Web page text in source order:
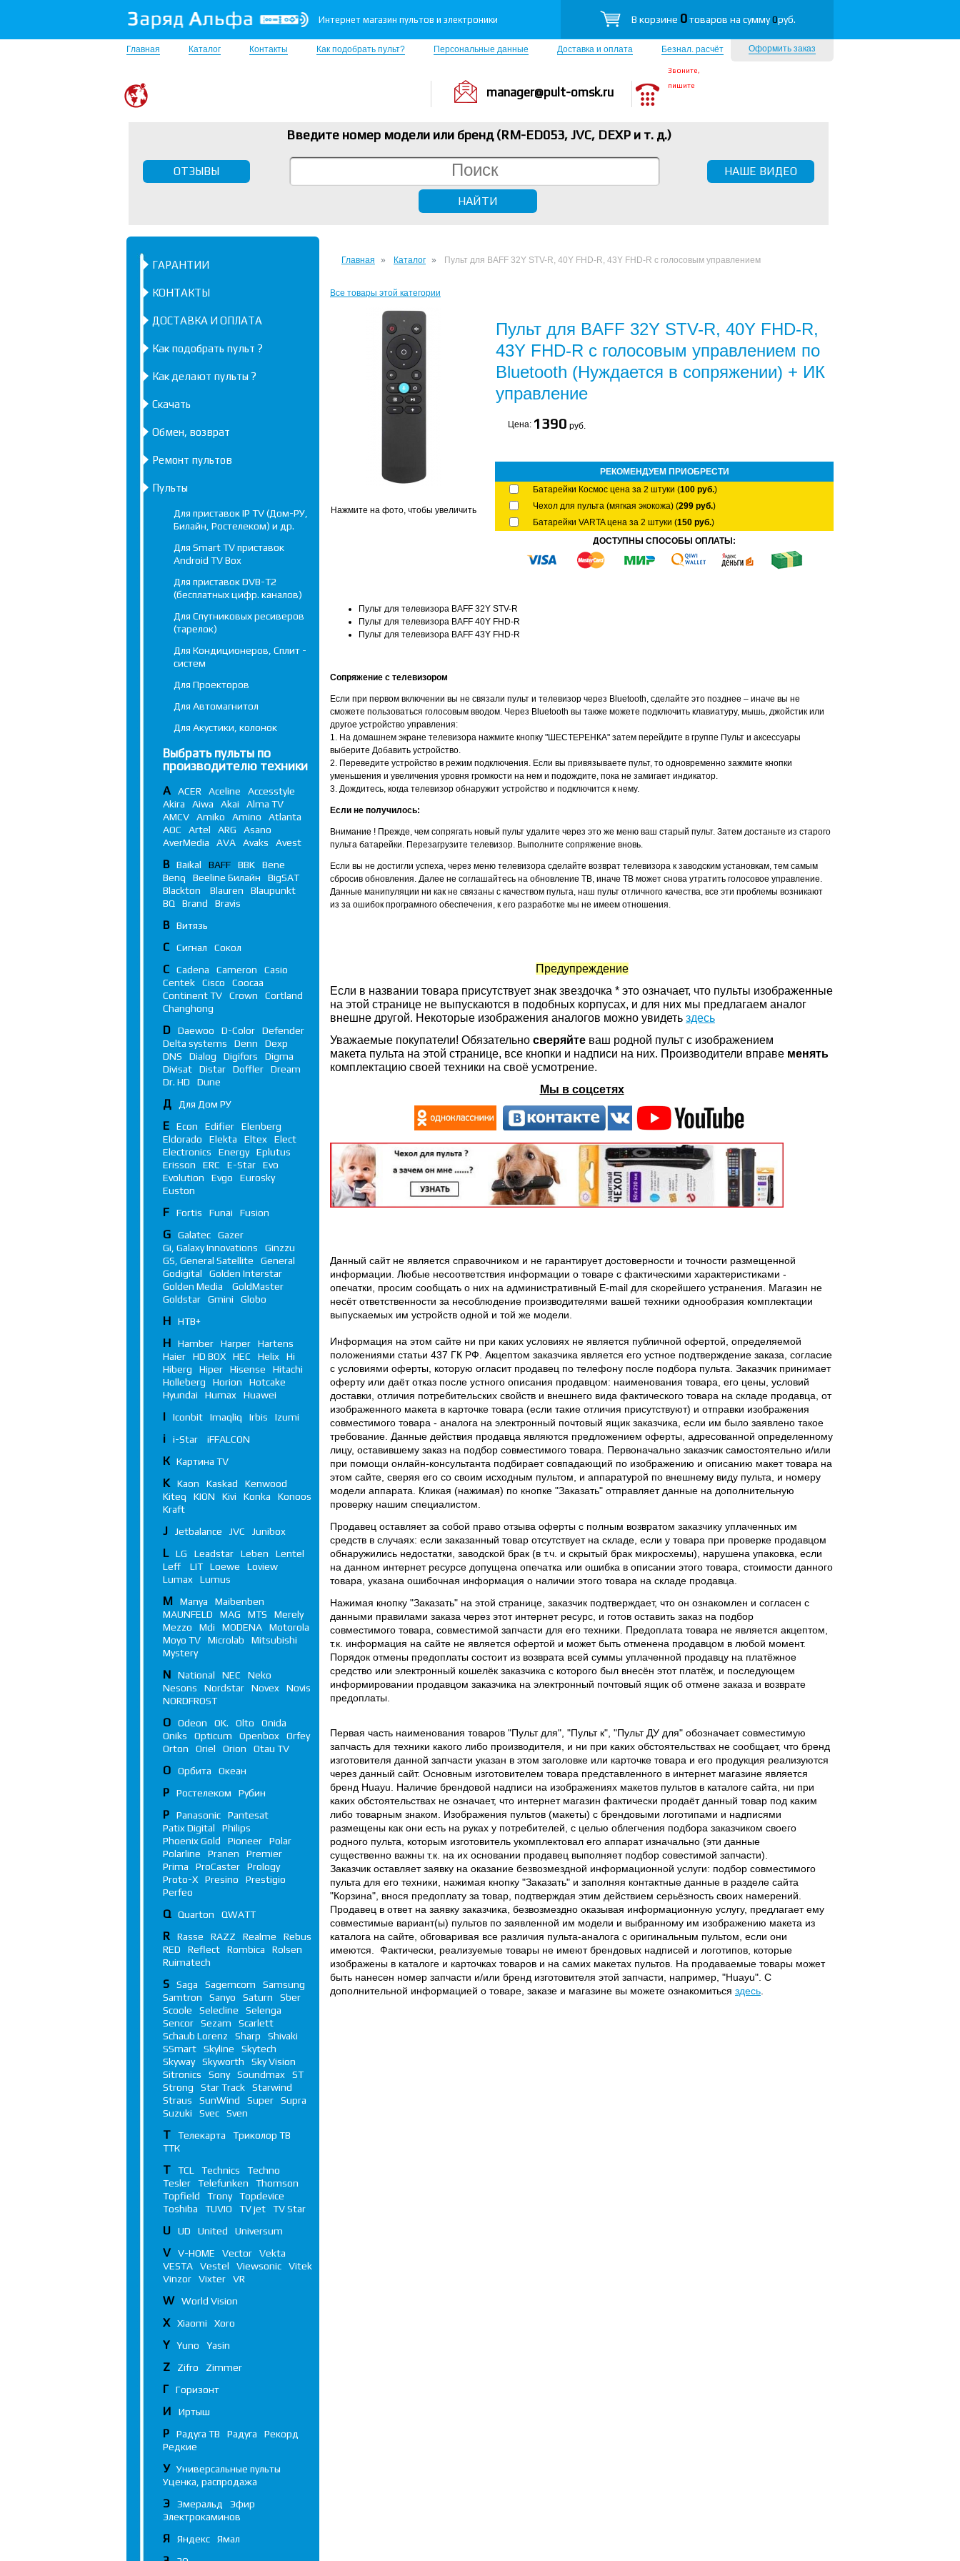
Интернет магазин пультов и электроники В корзине 0товаров на сумму0руб.
Оформить заказ
Главная Каталог Контакты Как подобрать пульт? Персональные данные Доставка и оплата Безнал. расчёт
manager@pult-omsk.ru
Звоните,
пишите
Введите номер модели или бренд (RM-ED053, JVC, DEXP и т. д.)
ОТЗЫВЫ НАШЕ ВИДЕО
Главная Каталог Пульт для BAFF 32Y STV-R, 40Y FHD-R, 43Y FHD-R с голосовым управлением
Все товары этой категории
Нажмите на фото, чтобы увеличить
Пульт для BAFF 32Y STV-R, 40Y FHD-R,
43Y FHD-R с голосовым управлением по
Bluetooth (Нуждается в сопряжении) + ИК
управление
Цена: 1390 руб.
РЕКОМЕНДУЕМ ПРИОБРЕСТИ
Батарейки Космос цена за 2 штуки (100 руб.)
Чехол для пульта (мягкая экокожа) (299 руб.)
Батарейки VARTA цена за 2 штуки (150 руб.)
ДОСТУПНЫ СПОСОБЫ ОПЛАТЫ:
Пульт для телевизора BAFF 32Y STV-R
Пульт для телевизора BAFF 40Y FHD-R
Пульт для телевизора BAFF 43Y FHD-R
Сопряжение с телевизором
Если при первом включении вы не связали пульт и телевизор через Bluetooth, сделайте это позднее – иначе вы не
сможете пользоваться голосовым вводом. Через Bluetooth вы также можете подключить клавиатуру, мышь, джойстик или
другое устройство управления:
1. На домашнем экране телевизора нажмите кнопку "ШЕСТЕРЕНКА" затем перейдите в группе Пульт и аксессуары
выберите Добавить устройство.
2. Переведите устройство в режим подключения. Если вы привязываете пульт, то одновременно зажмите кнопки
уменьшения и увеличения уровня громкости на нем и подождите, пока не замигает индикатор.
3. Дождитесь, когда телевизор обнаружит устройство и подключится к нему.
Если не получилось:
Внимание ! Прежде, чем сопрягать новый пульт удалите через это же меню ваш старый пульт. Затем достаньте из старого
пульта батарейки. Перезагрузите телевизор. Выполните сопряжение вновь.
Если вы не достигли успеха, через меню телевизора сделайте возврат телевизора к заводским установкам, тем самым
сбросив обновления. Далее не соглашайтесь на обновление ТВ, иначе ТВ может снова утратить голосовое управление.
Данные манипуляции ни как не связаны с качеством пульта, наш пульт отличного качества, все эти проблемы возникают
из за ошибок програмного обеспечения, к его разработке мы не имеем отношения.
Предупреждение
Если в названии товара присутствует знак звездочка * это означает, что пульты изображенные
на этой странице не выпускаются в подобных корпусах, и для них мы предлагаем аналог
внешне другой. Некоторые изображения аналогов можно увидеть здесь
Уважаемые покупатели! Обязательно сверяйте ваш родной пульт с изображением
макета пульта на этой странице, все кнопки и надписи на них. Производители вправе менять
комплектацию своей техники на своё усмотрение.
Мы в соцсетях
Данный сайт не является справочником и не гарантирует достоверности и точности размещенной
информации. Любые несоответствия информации о товаре с фактическими характеристиками -
опечатки, просим сообщать о них на административный E-mail для скорейшего устранения. Магазин не
несёт ответственности за несоблюдение производителями вашей техники однообразия комплектации
выпускаемых им устройств одной и той же модели.
Информация на этом сайте ни при каких условиях не является публичной офертой, определяемой
положениями статьи 437 ГК РФ. Акцептом заказчика является его устное подтверждение заказа, согласие
с условиями оферты, которую огласит продавец по телефону после подбора пульта. Заказчик принимает
оферту или даёт отказ после устного описания продавцом: наименования товара, его цены, условий
доставки, отличия потребительских свойств и внешнего вида фактического товара на складе продавца, от
изображенного макета в карточке товара (если такие отличия присутствуют) и отправки изображения
совместимого товара - аналога на электронный почтовый ящик заказчика, если им было заявлено такое
требование. Данные действия продавца являются предложением оферты, адресованной определенному
лицу, оставившему заказ на подбор совместимого товара. Первоначально заказчик самостоятельно и/или
при помощи онлайн-консультанта подбирает совпадающий по изображению и описанию макет товара на
этом сайте, сверяя его со своим исходным пультом, и аппаратурой по внешнему виду пульта, и номеру
модели аппарата. Кликая (нажимая) по кнопке "Заказать" отправляет данные на дополнительную
проверку нашим специалистом.
Продавец оставляет за собой право отзыва оферты с полным возвратом заказчику уплаченных им
средств в случаях: если заказанный товар отсутствует на складе, если у товара при проверке продавцом
обнаружились недостатки, заводской брак (в т.ч. и скрытый брак микросхемы), нарушена упаковка, если
на данном интернет ресурсе допущена опечатка или ошибка в описании этого товара, стоимости данного
товара, указана ошибочная информация о наличии этого товара на складе продавца.
Нажимая кнопку "Заказать" на этой странице, заказчик подтверждает, что он ознакомлен и согласен с
данными правилами заказа через этот интернет ресурс, и готов оставить заказ на подбор
совместимого товара, совместимой запчасти для его техники. Предоплата товара не является акцептом,
т.к. информация на сайте не является офертой и может быть отменена продавцом в любой момент.
Порядок отмены предоплаты состоит из возврата всей суммы уплаченной продавцу на платёжное
средство или электронный кошелёк заказчика с которого был внесён этот платёж, и последующем
информировании продавцом заказчика на электронный почтовый ящик об отмене заказа и возврате
предоплаты.
Первая часть наименования товаров "Пульт для", "Пульт к", "Пульт ДУ для" обозначает совместимую
запчасть для техники какого либо производителя, и ни при каких обстоятельствах не сообщает, что бренд
изготовителя данной запчасти указан в этом заголовке или карточке товара и его продукция реализуются
через данный сайт. Основным изготовителем товара представленного в интернет магазине является
бренд Huayu. Наличие брендовой надписи на изображениях макетов пультов в каталоге сайта, ни при
каких обстоятельствах не означает, что интернет магазин фактически продаёт данный товар под каким
либо товарным знаком. Изображения пультов (макеты) с брендовыми логотипами и надписями
размещены как они есть на руках у потребителей, с целью облегчения подбора заказчиком своего
родного пульта, которым изготовитель укомплектовал его аппарат изначально (эти данные
существенно важны т.к. на их основании продавец выполняет подбор совестимой запчасти).
Заказчик оставляет заявку на оказание безвозмездной информационной услуги: подбор совместимого
пульта для его техники, нажимая кнопку "Заказать" и заполняя контактные данные в разделе сайта
"Корзина", внося предоплату за товар, подтверждая этим действием серьёзность своих намерений.
Продавец в ответ на заявку заказчика, безвозмездно оказывая информационную услугу, предлагает ему
совместимые вариант(ы) пультов по заявленной им модели и выбранному им изображению макета из
каталога на сайте, обговаривая все различия пульта-аналога с оригинальным пультом, если они
имеются. Фактически, реализуемые товары не имеют брендовых надписей и логотипов, которые
изображены в каталоге и карточках товаров и на самих макетах пультов. На продаваемые товары может
быть нанесен номер запчасти и/или бренд изготовителя этой запчасти, например, "Huayu". С
дополнительной информацией о товаре, заказе и магазине вы можете ознакомиться здесь
ГАРАНТИИ
КОНТАКТЫ
ДОСТАВКА И ОПЛАТА
Как подобрать пульт ?
Как делают пульты ?
Скачать
Обмен, возврат
Ремонт пультов
Пульты
Для приставок IP TV (Дом-РУ,
Билайн, Ростелеком) и др.
Для Smart TV приставок
Android TV Box
Для приставок DVB-T2
(бесплатных цифр. каналов)
Для Спутниковых ресиверов
(тарелок)
Для Кондиционеров, Сплит -
систем
Для Проекторов
Для Автомагнитол
Для Акустики, колонок
Выбрать пульты по
производителю техники
A ACER Aceline
Accesstyle
Akira
Aiwa Akai
Alma TV
AMCV
Amiko Amino
Atlanta
AOC
Artel ARG
Asano
AverMedia
AVA Avaks Avest
B Baikal BAFF BBK
Bene
Benq
Beeline Билайн
BigSAT
Blackton
Blauren
Blaupunkt
BQ
Brand Bravis
В Витязь
С Сигнал Сокол
C Cadena Cameron
Casio
Centek
Cisco
Coocaa
Continent TV
Crown
Cortland
Changhong
D Daewoo D-Color
Defender
Delta systems
Denn
Dexp
DNS
Dialog Digifors
Digma
Divisat
Distar Doffler
Dream
Dr. HD
Dune
Д Для Дом РУ
E Econ Edifier
Elenberg
Eldorado
Elekta Eltex
Elect
Electronics
Energy
Eplutus
Erisson
ERC E-Star
Evo
Evolution
Evgo
Eurosky
Euston
F Fortis Funai Fusion
G Galatec
Gazer
Gi, Galaxy Innovations
Ginzzu
GS, General Satellite
General
Godigital
Golden Interstar
Golden Media
GoldMaster
Goldstar
Gmini Globo
Н НТВ+
H Hamber Harper
Hartens
Haier
HD BOX HEC Helix
Hi
Hiberg
Hiper Hisense
Hitachi
Holleberg
Horion
Hotcake
Hyundai
Humax Huawei
I Iconbit Imaqliq Irbis Izumi
i i-Star iFFALСON
К Картина TV
K Kaon Kaskad
Kenwood
Kiteq
KION Kivi Konka
Konoos
Kraft
J Jetbalance JVC Junibox
L LG Leadstar Leben
Lentel
Leff
LIT Loewe
Loview
Lumax
Lumus
M Manya
Maibenben
MAUNFELD
MAG MTS
Merely
Mezzo
Mdi MODENA
Motorola
Moyo TV
Microlab
Mitsubishi
Mystery
N National NEC
Neko
Nesons
Nordstar Novex
Novis
NORDFROST
O Odeon OK. Olto
Onida
Oniks
Opticum Openbox
Orfey
Orton
Oriel Orion Otau TV
О Орбита Океан
Р Ростелеком Рубин
P Panasonic
Pantesat
Patix Digital
Philips
Phoenix Gold
Pioneer
Polar
Polarline
Pranen
Premier
Prima
ProCaster
Prology
Proto-X
Presino
Prestigio
Perfeo
Q Quarton QWATT
R Rasse RAZZ Realme
Rebus
RED
Reflect Rombica
Rolsen
Ruimatech
S Saga Sagemcom
Samsung
Samtron
Sanyo Saturn
Sber
Scoole
Selecline
Selenga
Sencor
Sezam
Scarlett
Schaub Lorenz
Sharp
Shivaki
SSmart
Skyline
Skytech
Skyway
Skyworth
Sky Vision
Sitronics
Sony Soundmax
ST
Strong
Star Track
Starwind
Straus
SunWind Super
Supra
Suzuki
Svec Sven
Т Телекарта
Триколор ТВ
ТТК
T TCL Technics
Techno
Tesler
Telefunken
Thomson
Topfield
Trony
Topdevice
Toshiba
TUVIO TV jet TV Star
U UD United Universum
V V-HOME Vector
Vekta
VESTA
Vestel Viewsonic
Vitek
Vinzor
Vixter VR
W World Vision
X Xiaomi Xoro
Y Yuno Yasin
Z Zifro Zimmer
Г Горизонт
И Иртыш
Р Радуга ТВ Радуга
Рекорд
Редкие
У
Универсальные пульты
Уценка, распродажа
Э Эмеральд
Эфир
Электрокаминов
Я Яндекс Ямал